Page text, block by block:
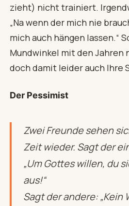
zieht) nicht trainiert.
„Na wenn der mich nie
mich auch hängen lassen.“
Mundwinkel mit den Jahren
doch damit leider auch Ihre
Der Pessimist
Zwei Freunde sehen
Zeit wieder. Sagt der
„Um Gottes willen, du
aus!“
Sagt der andere: „Kein